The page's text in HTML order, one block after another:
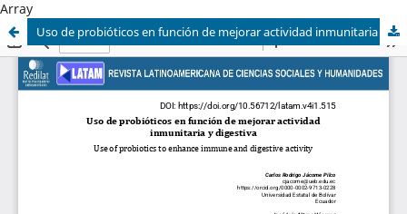
Array
Uso de probióticos en función de mejorar actividad inmunitaria y digestiva